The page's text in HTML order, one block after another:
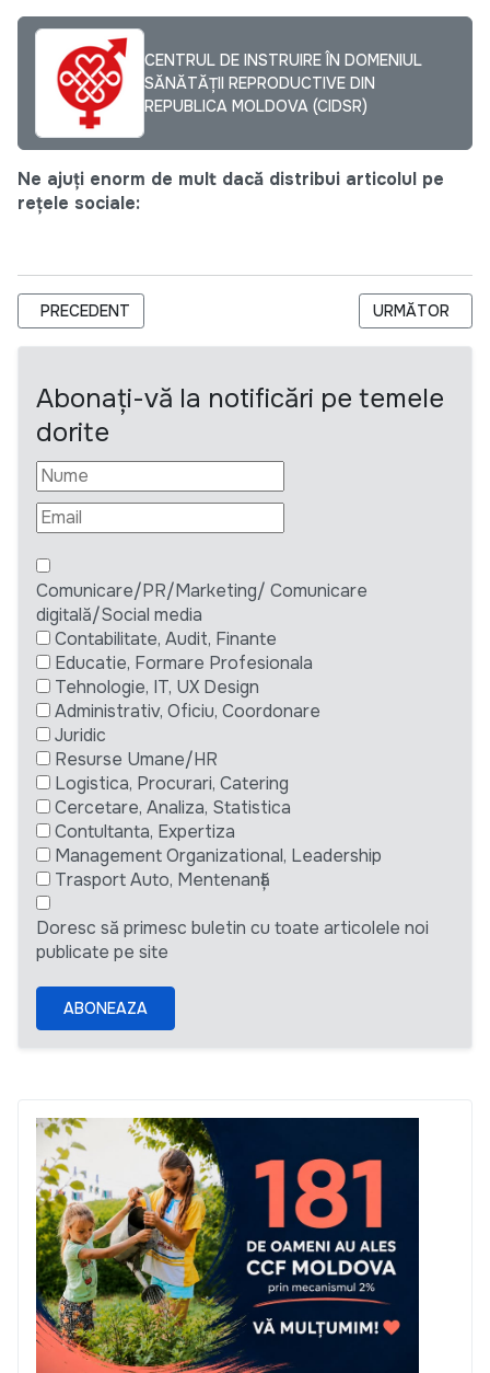
CENTRUL DE INSTRUIRE ÎN DOMENIUL
SĂNĂTĂŢII REPRODUCTIVE DIN
REPUBLICA MOLDOVA (CIDSR)
Ne ajuți enorm de mult dacă distribui articolul pe
rețele sociale:
ARTICOL PRECEDENT: REBID FOR AMENDED RFP FOR
PRECEDENT ARTICOLUL
URMĂTOR
Abonați-vă la notificări pe temele
dorite
Comunicare/PR/Marketing/ Comunicare
digitală/Social media
Contabilitate, Audit, Finante
Educatie, Formare Profesionala
Tehnologie, IT, UX Design
Administrativ, Oficiu, Coordonare
Juridic
Resurse Umane/HR
Logistica, Procurari, Catering
Cercetare, Analiza, Statistica
Contultanta, Expertiza
Management Organizational, Leadership
Trasport Auto, Mentenanță
Doresc să primesc buletin cu toate articolele noi
publicate pe site
ABONEAZA